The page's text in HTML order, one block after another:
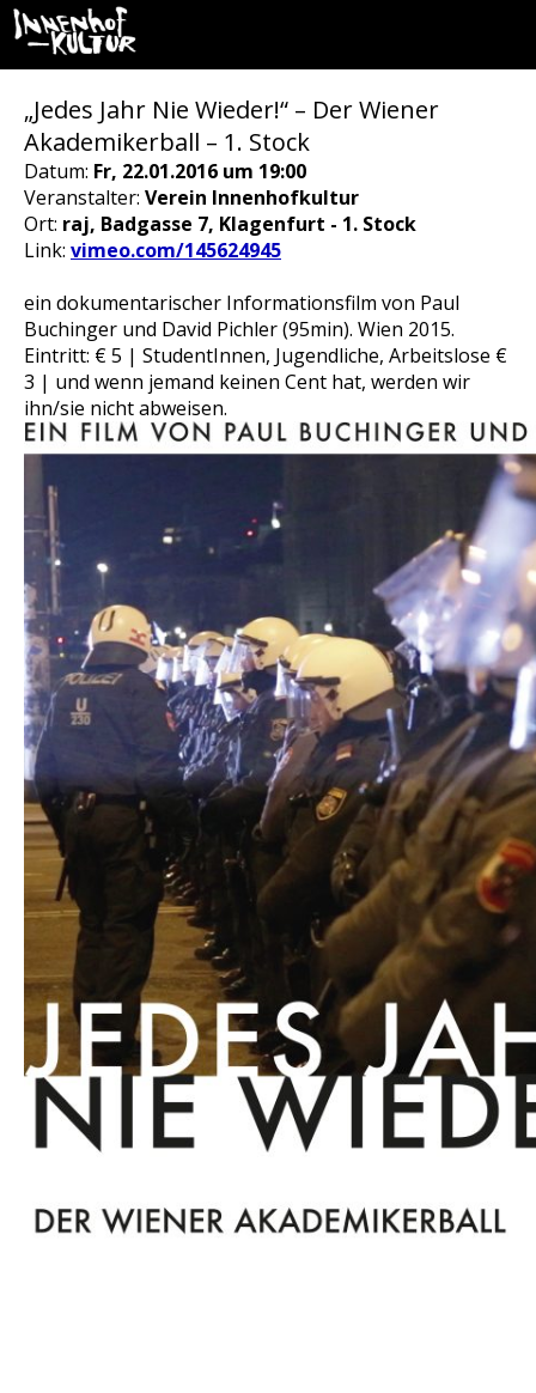
„Jedes Jahr Nie Wieder!“ – Der Wiener
Akademikerball – 1. Stock
Datum: Fr, 22.01.2016 um 19:00
Veranstalter: Verein Innenhofkultur
Ort: raj, Badgasse 7, Klagenfurt - 1. Stock
Link: vimeo.com/145624945
ein dokumentarischer Informationsfilm von Paul
Buchinger und David Pichler (95min). Wien 2015.
Eintritt: € 5 | StudentInnen, Jugendliche, Arbeitslose €
3 | und wenn jemand keinen Cent hat, werden wir
ihn/sie nicht abweisen.